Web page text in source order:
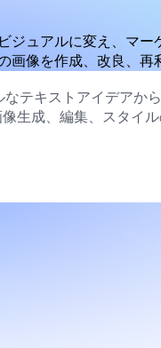
ュアルに変え、マ
像を作成、改良、再